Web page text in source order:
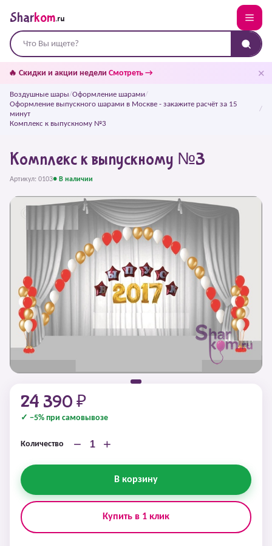
Sharkom.ru
🔥 Скидки и акции недели Смотреть → ✕
Воздушные шары/Оформление шарами/
Оформление выпускного шарами в Москве - закажите расчёт за 15
минут
/
Комплекс к выпускному №3
Комплекс к выпускному №3
Артикул: 0103● В наличии
24 390 ₽
✓ −5% при самовывозе
Количество − +
В корзину
Купить в 1 клик